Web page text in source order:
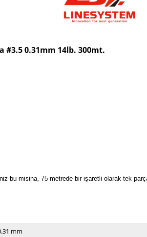
0.31mm 14lb. 300mt.
bu misina, 75 metrede bir işaretli olarak tek
mm